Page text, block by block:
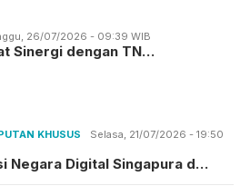
26/07/2026 - 09:39 WIB
Sinergi dengan TN…
KHUSUS
Selasa, 21/07/2026 - 19:50
Negara Digital Singapura d…